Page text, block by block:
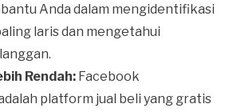
Anda dalam mengidentifikasi
laris dan mengetahui
Rendah: Facebook
platform jual beli yang gratis